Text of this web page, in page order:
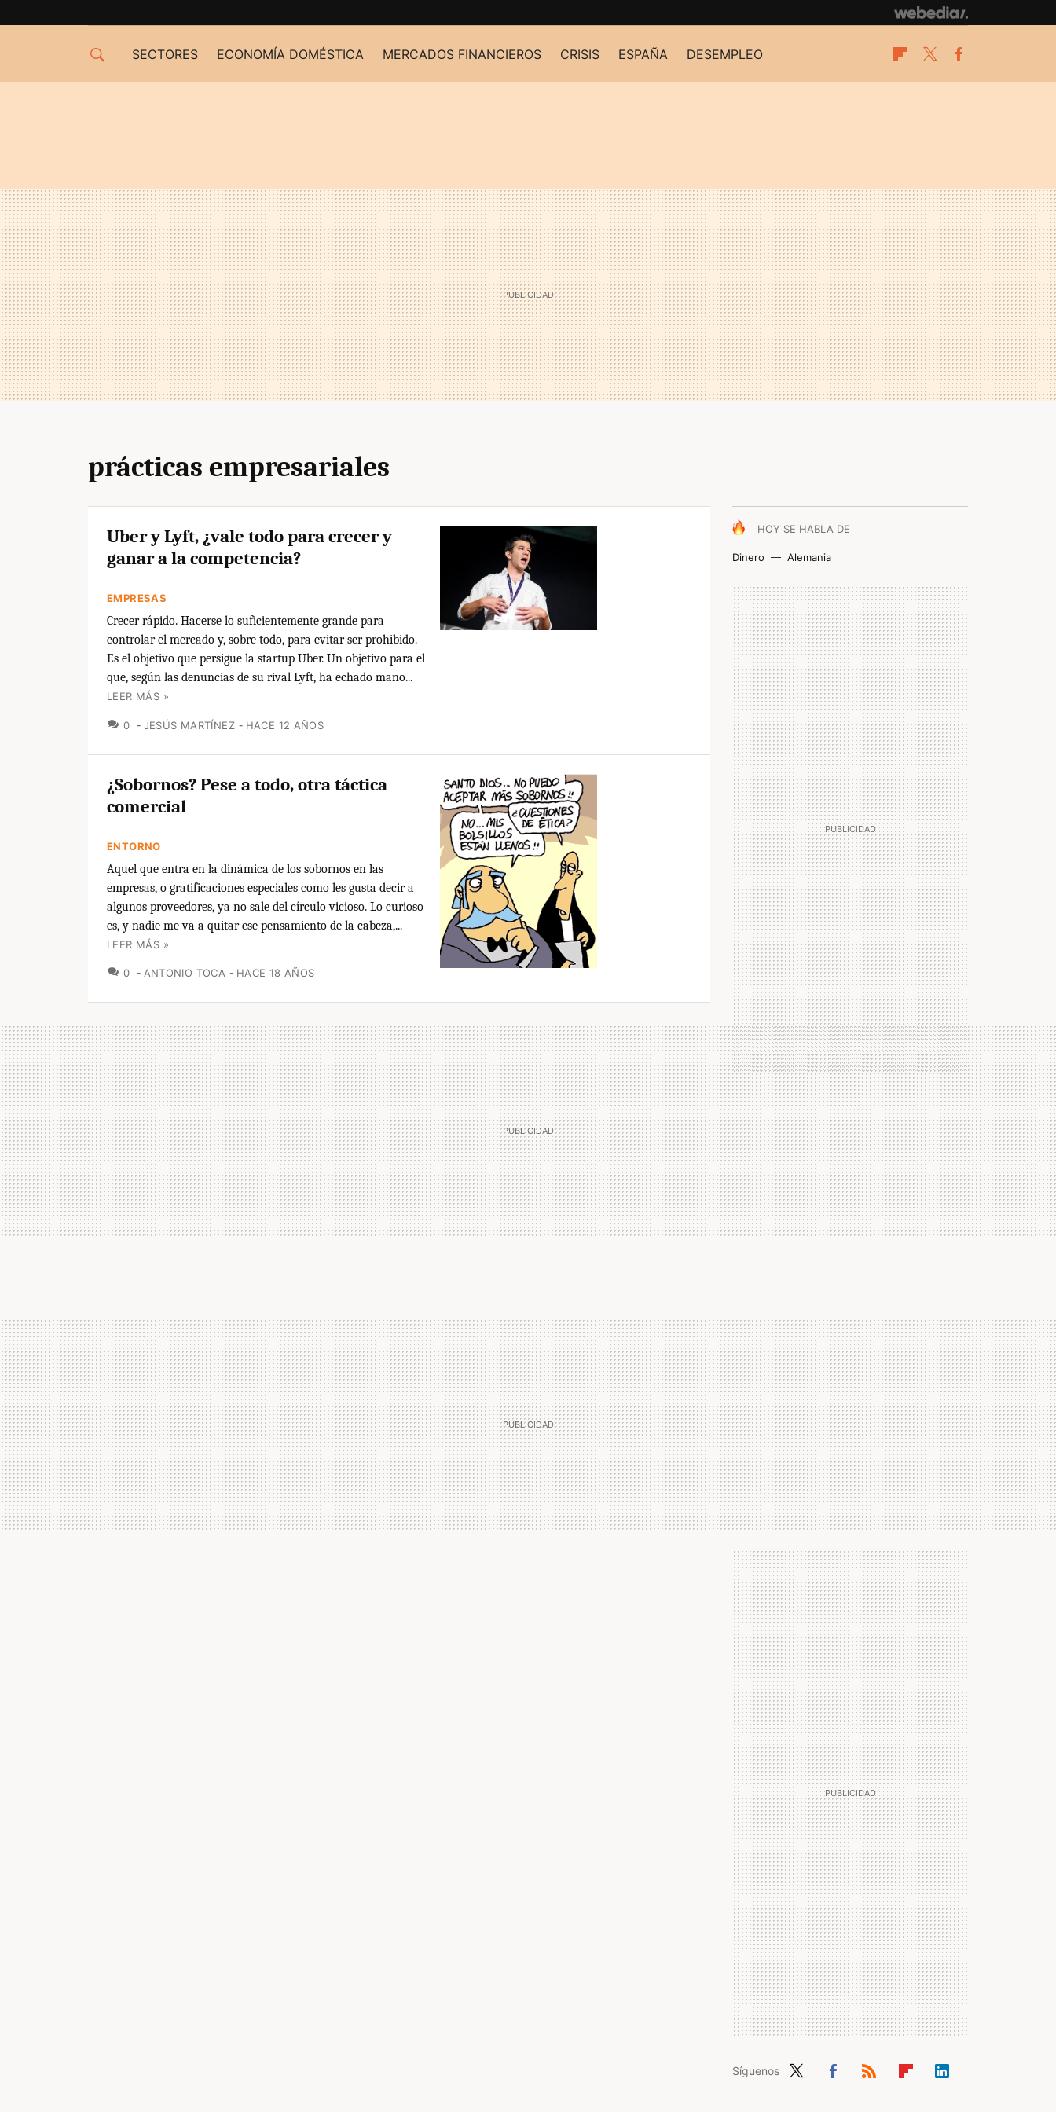
SECTORES ECONOMÍA DOMÉSTICA MERCADOS FINANCIEROS CRISIS ESPAÑA DESEMPLEO Flipboard
Twitter
prácticas empresariales
HOY SE HABLA DE
Dinero Alemania
Uber y Lyft, ¿vale todo para crecer y
ganar a la competencia?
EMPRESAS
Crecer rápido. Hacerse lo suficientemente grande para
controlar el mercado y, sobre todo, para evitar ser prohibido.
Es el objetivo que persigue la startup Uber. Un objetivo para el
que, según las denuncias de su rival Lyft, ha echado mano...
LEER MÁS »
0 COMENTARIOS
JESÚS MARTÍNEZ HACE 12 AÑOS
¿Sobornos? Pese a todo, otra táctica
comercial
ENTORNO
Aquel que entra en la dinámica de los sobornos en las
empresas, o gratificaciones especiales como les gusta decir a
algunos proveedores, ya no sale del círculo vicioso. Lo curioso
es, y nadie me va a quitar ese pensamiento de la cabeza,...
LEER MÁS »
0 COMENTARIOS
ANTONIO TOCA HACE 18 AÑOS
Síguenos